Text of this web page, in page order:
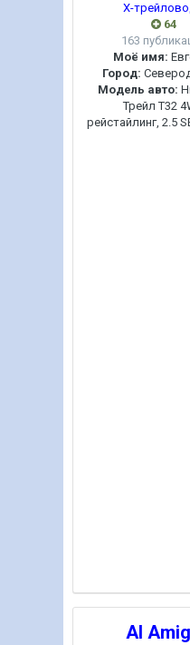
Х-
64
163
Моё имя:
Город:
Модель авто:
Трейл Т32
рейстайлинг, 2.5
Al